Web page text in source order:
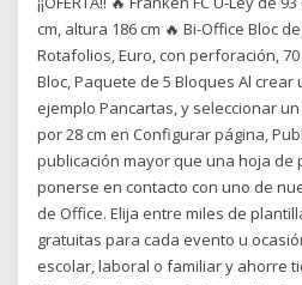
cm, altura 186 cm 🔥 Bi-Office Bloc
Rotafolios, Euro, con perforación,
Bloc, Paquete de 5 Bloques Al
ejemplo Pancartas, y seleccionar
por 28 cm en Configurar página,
publicación mayor que una hoja de
ponerse en contacto con uno de
de Office. Elija entre miles de
gratuitas para cada evento u
escolar, laboral o familiar y ahorre